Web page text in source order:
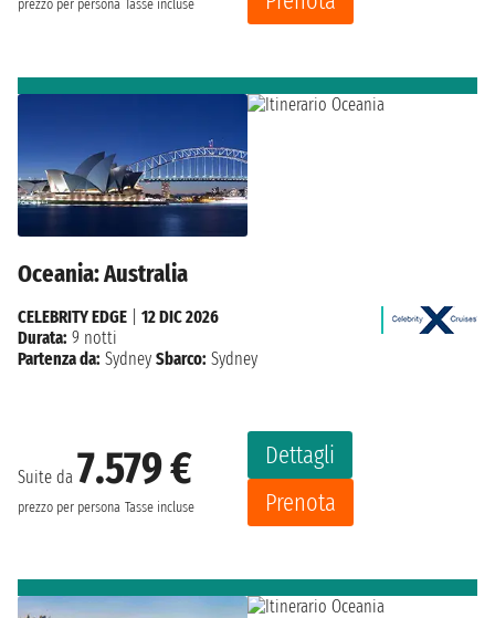
prezzo per persona Tasse incluse
Oceania: Australia
Suite da 7.579 €
prezzo per persona Tasse incluse
Dettagli
Prenota
CELEBRITY EDGE
12 DIC 2026
Durata: 9 notti
Partenza da: Sydney Sbarco: Sydney